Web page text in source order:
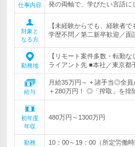
仕事内容
発の両軸で、学びたい言語に
対象と
なる方
【未経験からでも、経験者で
学歴不問／第二新卒歓迎／面
勤務地
【リモート案件多数・転勤
ライアント先 ■本社／東京都
給与
月給35万円～ + 諸手当◎全
＋280万円！ ◎「搾取」を
初年度
年収
480万円～1300万円
勤務
10：00～19：00（所定労働